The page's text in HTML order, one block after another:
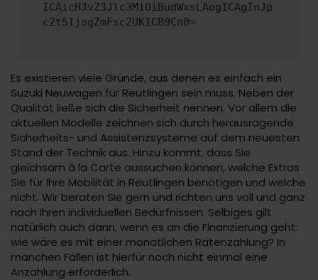
ICAicHJvZ3Jlc3MiOiBudWxsLAogICAgInJp
c2t5IjogZmFsc2UKICB9Cn0=
Es existieren viele Gründe, aus denen es einfach ein
Suzuki Neuwagen für Reutlingen sein muss. Neben der
Qualität ließe sich die Sicherheit nennen. Vor allem die
aktuellen Modelle zeichnen sich durch herausragende
Sicherheits- und Assistenzsysteme auf dem neuesten
Stand der Technik aus. Hinzu kommt, dass Sie
gleichsam à la Carte aussuchen können, welche Extras
Sie für Ihre Mobilität in Reutlingen benötigen und welche
nicht. Wir beraten Sie gern und richten uns voll und ganz
nach Ihren individuellen Bedürfnissen. Selbiges gilt
natürlich auch dann, wenn es an die Finanzierung geht:
wie wäre es mit einer monatlichen Ratenzahlung? In
manchen Fällen ist hierfür noch nicht einmal eine
Anzahlung erforderlich.